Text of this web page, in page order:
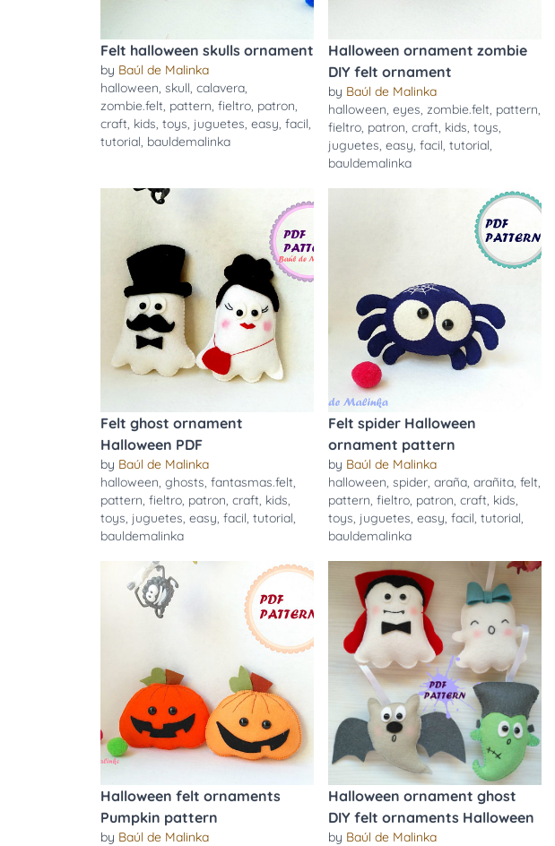
Felt halloween skulls ornament
by Baúl de Malinka
halloween, skull, calavera,
zombie.felt, pattern, fieltro, patron,
craft, kids, toys, juguetes, easy, facil,
tutorial, bauldemalinka
Halloween ornament zombie
DIY felt ornament
by Baúl de Malinka
halloween,eyes,zombie.felt, pattern,
fieltro, patron,craft, kids,toys,
juguetes,easy,facil,tutorial,
bauldemalinka
Felt ghost ornament
Halloween PDF
by Baúl de Malinka
halloween, ghosts, fantasmas.felt,
pattern, fieltro, patron, craft, kids,
toys, juguetes, easy, facil, tutorial,
bauldemalinka
Felt spider Halloween
ornament pattern
by Baúl de Malinka
halloween,spider,araña,arañita,felt,
pattern,fieltro, patron,craft, kids,
toys, juguetes,easy,facil,tutorial,
bauldemalinka
Halloween felt ornaments
Pumpkin pattern
by Baúl de Malinka
Halloween ornament ghost
DIY felt ornaments Halloween
by Baúl de Malinka